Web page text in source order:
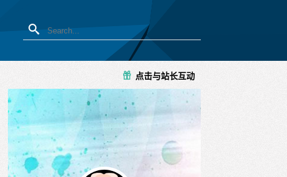
点击与站长互动